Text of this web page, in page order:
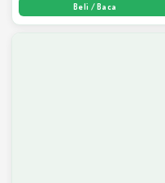
Beli / Baca